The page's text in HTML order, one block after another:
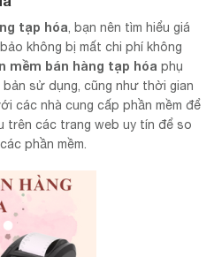
tạp hóa, bạn nên tìm hiểu giá
không bị mất chi phí không
mềm bán hàng tạp hóa phụ
sử dụng, cũng như thời gian
các nhà cung cấp phần mềm để
trên các trang web uy tín để so
phần mềm.